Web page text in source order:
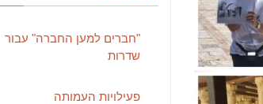
"חברים למען החברה" עבור
שדרות
פעילויות העמותה